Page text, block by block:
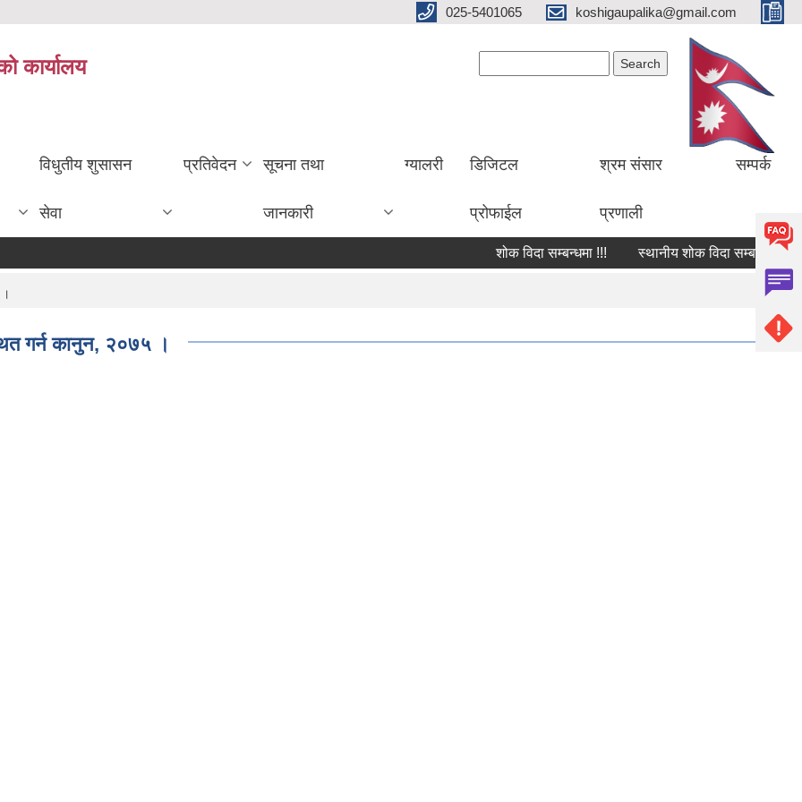
025-5401065 koshigaupalika@gmail.com
कार्यालय
विधुतीय शुसासन
सेवा
प्रतिवेदन सूचना तथा
जानकारी
ग्यालरी डिजिटल
प्रोफाईल
श्रम संसार
प्रणाली
सम्पर्क
शोक विदा सम्बन्धमा !!!
।
गर्न कानुन, २०७५ ।